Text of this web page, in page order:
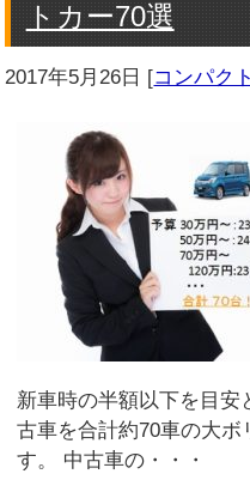
トカー70選
2017年5月26日 [コンパク
新車時の半額以下を目安
古車を合計約70車の大ボ
す。 中古車の・・・